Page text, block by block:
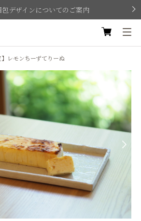
包デザインについてのご案内
】レモンちーずてりーぬ